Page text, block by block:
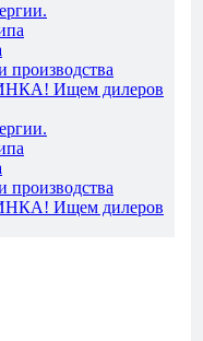
производства
Ищем дилеров
производства
Ищем дилеров